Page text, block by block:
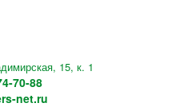
15, к. 1
70-88
net.ru